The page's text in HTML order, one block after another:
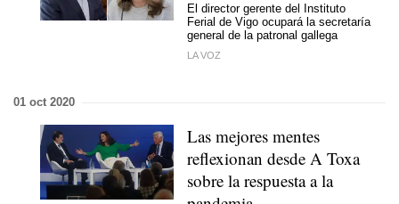
El director gerente del Instituto
Ferial de Vigo ocupará la secretaría
general de la patronal gallega
LA VOZ
01 oct 2020
Las mejores mentes
reflexionan desde A Toxa
sobre la respuesta a la